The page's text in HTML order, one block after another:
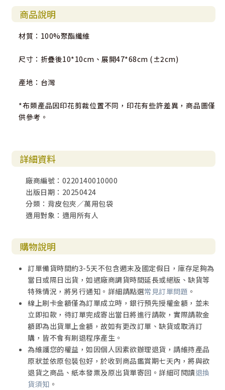
商品說明
材質：100%聚酯纖維
尺寸：折疊後10*10cm、展開47*68cm (±2cm)
產地：台灣
*布類產品因印花剪裁位置不同，印花有些許差異，商品圖僅
供參考。
詳細資料
廠商編號：0220140010000
出版日期：20250424
分類：背皮包夾／萬用包袋
適用對象：適用所有人
購物說明
訂單備貨時間約3-5天不包含週末及國定假日，庫存足夠為
當日或隔日出貨，如遇廠商調貨時間延長或絕版、缺貨等
特殊情況，將另行通知。詳細請點選常見訂單問題 。
線上刷卡金額僅為訂單成立時，銀行預先授權金額，並未
立即扣款，待訂單完成寄出當日將進行請款，實際請款金
額即為出貨單上金額，故如有更改訂單、缺貨或取消訂
購，皆不會有刷退程序產生。
為維護您的權益，如因個人因素欲辦理退貨，請維持產品
原狀並依原包裝包好，於收到商品鑑賞期七天內，將與欲
退貨之商品、紙本發票及原出貨單寄回。詳細可閱讀退換
貨須知 。